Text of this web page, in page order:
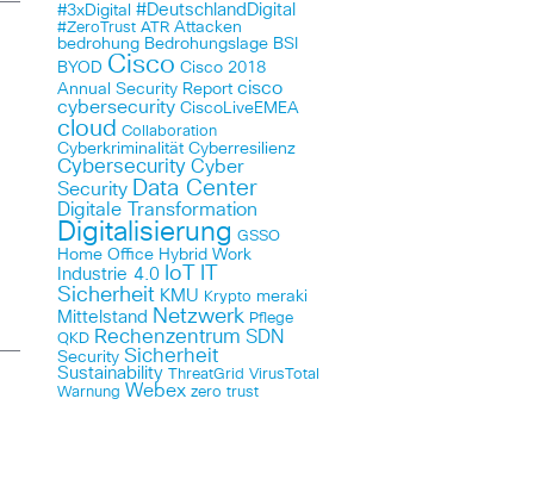
#3xDigital #DeutschlandDigital
#ZeroTrust ATR Attacken
bedrohung Bedrohungslage BSI
BYOD Cisco Cisco 2018
Annual Security Report cisco
cybersecurity CiscoLiveEMEA
cloud Collaboration
Cyberkriminalität Cyberresilienz
Cybersecurity Cyber
Security Data Center
Digitale Transformation
Digitalisierung GSSO
Home Office Hybrid Work
Industrie 4.0 IoT
Sicherheit KMU Krypto meraki
Mittelstand Netzwerk Pflege
QKD Rechenzentrum SDN
Security Sicherheit
Sustainability ThreatGrid VirusTotal
Warnung Webex zero trust